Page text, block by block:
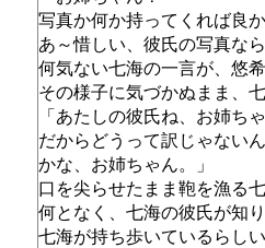
写真か何か持ってくれば良
あ～惜しい、彼氏の写真な
何気ない七海の一言が、悠
その様子に気づかぬまま、
「あたしの彼氏ね、お姉ち
だからどうって訳じゃない
かな、お姉ちゃん。」
口を尖らせたまま鞄を漁る
何となく、七海の彼氏が知
七海が持ち歩いているらし